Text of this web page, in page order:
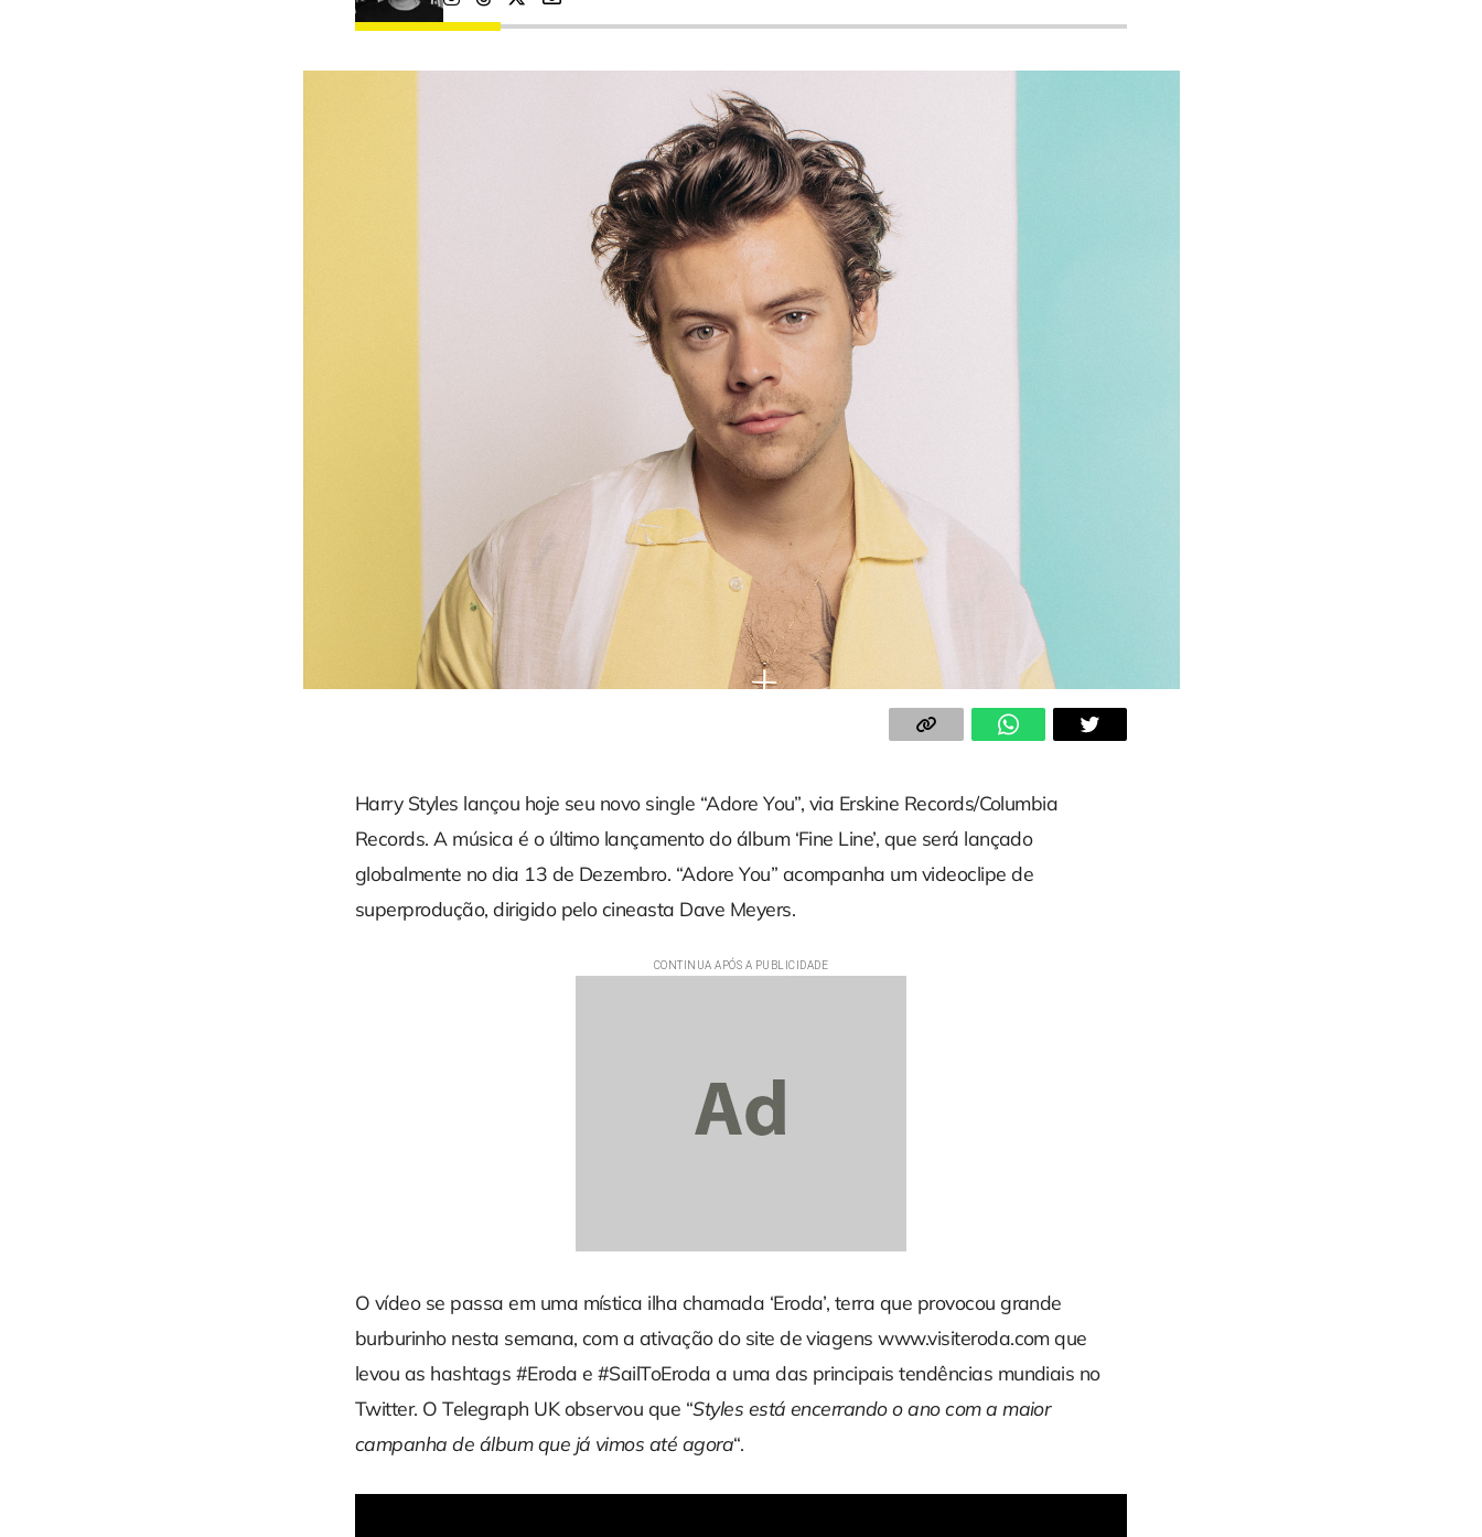
Harry Styles lançou hoje seu novo single “Adore You”, via Erskine Records/Columbia
Records. A música é o último lançamento do álbum ‘Fine Line’, que será lançado
globalmente no dia 13 de Dezembro. “Adore You” acompanha um videoclipe de
superprodução, dirigido pelo cineasta Dave Meyers.
O vídeo se passa em uma mística ilha chamada ‘Eroda’, terra que provocou grande
burburinho nesta semana, com a ativação do site de viagens www.visiteroda.com que
levou as hashtags #Eroda e #SailToEroda a uma das principais tendências mundiais no
Twitter. O Telegraph UK observou que “Styles está encerrando o ano com a maior
campanha de álbum que já vimos até agora“.